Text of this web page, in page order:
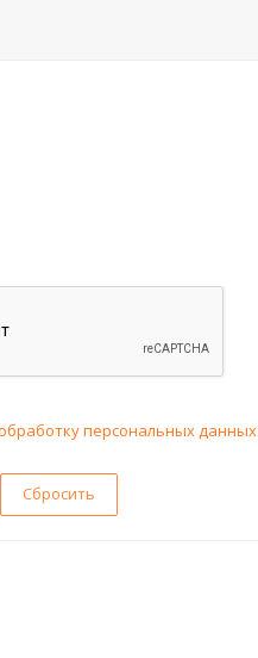
персональных данных
Сбросить